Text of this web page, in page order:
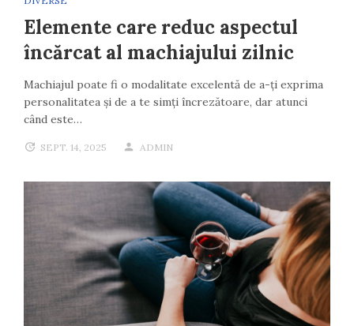
Elemente care reduc aspectul
încărcat al machiajului zilnic
Machiajul poate fi o modalitate excelentă de a-ți exprima
personalitatea și de a te simți încrezătoare, dar atunci
când este…
SEPT. 14, 2025 ADMIN